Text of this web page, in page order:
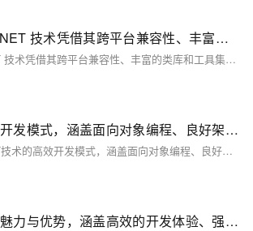
在数字化时代，.NET 技术凭借其跨平台兼容性、丰富的类库和工具集以及卓越的性能与效率，成为软件开发的重要平台
在数字化时代，.NET 技术凭借其跨平台兼容性、丰富的类库和工具集以及卓越的性能与效率，成为软件开发的重要平台。本文深入解析 .NET 的核心优势，探讨其在企业级应用、Web 开发及移动应用等领域的应用案例，并展望未来在人工智能、云原生等方面的发展趋势。
.NET技术的高效开发模式，涵盖面向对象编程、良好架构设计及高效代码编写与管理三大关键要素
本文深入探讨了.NET技术的高效开发模式，涵盖面向对象编程、良好架构设计及高效代码编写与管理三大关键要素，并通过企业级应用和Web应用开发的实践案例，展示了如何在实际项目中应用这些模式，旨在为开发者提供有益的参考和指导。
.NET技术的独特魅力与优势，涵盖高效的开发体验、强大的性能表现、高度的可扩展性及丰富的生态系统等方面，展示了其在软件开发领域的核心竞争力